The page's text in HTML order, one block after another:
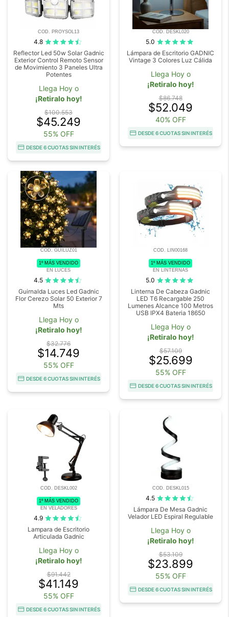
COD. PROYSOL13
4.8
Reflector Led 50w Solar Gadnic
Exterior Control Remoto Sensor
de Movimiento 3 Paneles Ultra
Potentes
Llega Hoy o
¡Retiralo hoy!
$100.553
$45.249
55% OFF
DESDE 6 CUOTAS SIN INTERÉS
COD. DESKL020
5.0
Lámpara de Escritorio GADNIC
Vintage 3 Colores Luz Cálida
Llega Hoy o
¡Retiralo hoy!
$86.748
$52.049
40% OFF
DESDE 6 CUOTAS SIN INTERÉS
COD. GUILUZ01
1º MÁS VENDIDO
EN LUCES
4.5
Guirnalda Luces Led Gadnic
Flor Cerezo Solar 50 Exterior 7
Mts
Llega Hoy o
¡Retiralo hoy!
$32.776
$14.749
55% OFF
DESDE 6 CUOTAS SIN INTERÉS
COD. LIN00168
1º MÁS VENDIDO
EN LINTERNAS
5.0
Linterna De Cabeza Gadnic
LED T6 Recargable 250
Lumenes Alcance 100 Metros
USB IPX4 Bateria 18650
Llega Hoy o
¡Retiralo hoy!
$57.109
$25.699
55% OFF
DESDE 6 CUOTAS SIN INTERÉS
COD. DESKL002
1º MÁS VENDIDO
EN VELADORES
4.9
Lampara de Escritorio
Articulada Gadnic
Llega Hoy o
¡Retiralo hoy!
$91.442
$41.149
55% OFF
DESDE 6 CUOTAS SIN INTERÉS
COD. DESKL015
4.5
Lámpara De Mesa Gadnic
Velador LED Espiral Regulable
Llega Hoy o
¡Retiralo hoy!
$53.109
$23.899
55% OFF
DESDE 6 CUOTAS SIN INTERÉS